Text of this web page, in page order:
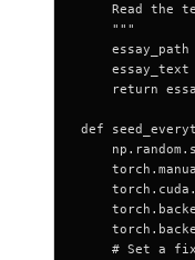
Read the
    """
essay_path
essay_text
return
def
# Set a